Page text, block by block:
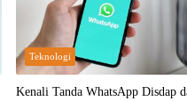
Teknologi
Kenali Tanda WhatsApp Disdap